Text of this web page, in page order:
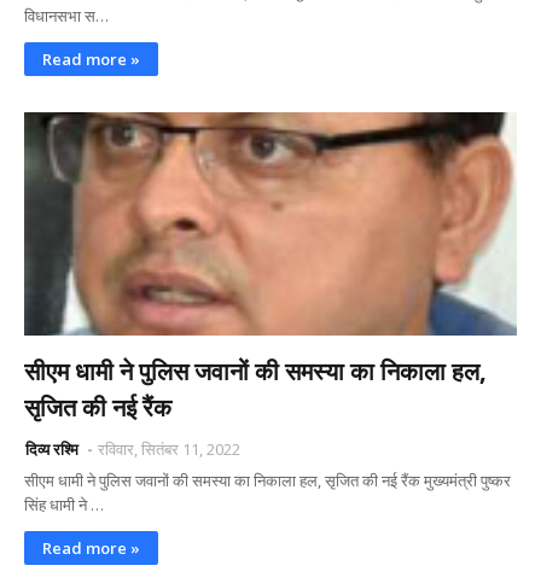
विधानसभा स…
Read more »
सीएम धामी ने पुलिस जवानों की समस्या का निकाला हल,
सृजित की नई रैंक
दिव्य रश्मि
रविवार, सितंबर 11, 2022
सीएम धामी ने पुलिस जवानों की समस्या का निकाला हल, सृजित की नई रैंक मुख्यमंत्री पुष्कर
सिंह धामी ने …
Read more »